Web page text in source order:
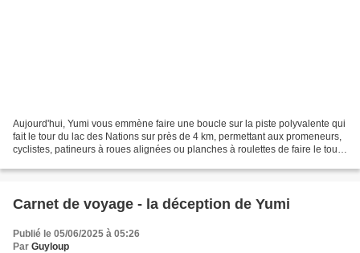
Aujourd'hui, Yumi vous emmène faire une boucle sur la piste polyvalente qui
fait le tour du lac des Nations sur près de 4 km, permettant aux promeneurs,
cyclistes, patineurs à roues alignées ou planches à roulettes de faire le tour
Carnet de voyage - la déception de Yumi
Publié le 05/06/2025 à 05:26
Par Guyloup